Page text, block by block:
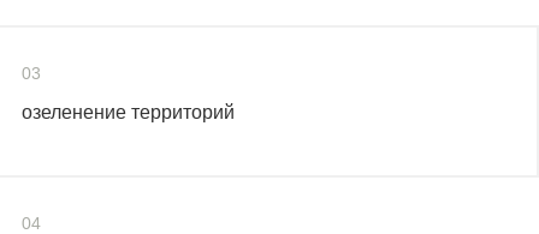
03
озеленение территорий
04